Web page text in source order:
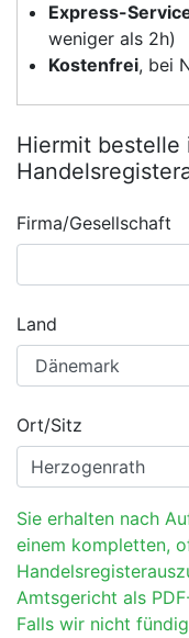
Express-
weniger als 2h)
Kostenfrei, bei
Hiermit bestelle
Firma/Gesellschaft
Land
Ort/Sitz
Sie erhalten nach
einem kompletten,
Amtsgericht als
Falls wir nicht